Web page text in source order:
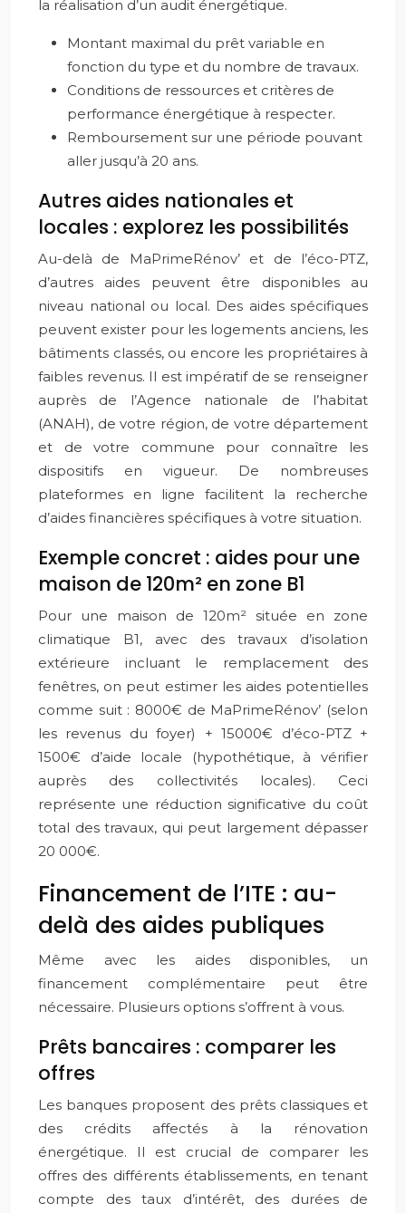
la réalisation d’un audit énergétique.
Montant maximal du prêt variable en
fonction du type et du nombre de travaux.
Conditions de ressources et critères de
performance énergétique à respecter.
Remboursement sur une période pouvant
aller jusqu’à 20 ans.
Autres aides nationales et
locales : explorez les possibilités
Au-delà de MaPrimeRénov’ et de l’éco-PTZ,
d’autres aides peuvent être disponibles au
niveau national ou local. Des aides spécifiques
peuvent exister pour les logements anciens, les
bâtiments classés, ou encore les propriétaires à
faibles revenus. Il est impératif de se renseigner
auprès de l’Agence nationale de l’habitat
(ANAH), de votre région, de votre département
et de votre commune pour connaître les
dispositifs en vigueur. De nombreuses
plateformes en ligne facilitent la recherche
d’aides financières spécifiques à votre situation.
Exemple concret : aides pour une
maison de 120m² en zone B1
Pour une maison de 120m² située en zone
climatique B1, avec des travaux d’isolation
extérieure incluant le remplacement des
fenêtres, on peut estimer les aides potentielles
comme suit : 8000€ de MaPrimeRénov’ (selon
les revenus du foyer) + 15000€ d’éco-PTZ +
1500€ d’aide locale (hypothétique, à vérifier
auprès des collectivités locales). Ceci
représente une réduction significative du coût
total des travaux, qui peut largement dépasser
20 000€.
Financement de l’ITE : au-
delà des aides publiques
Même avec les aides disponibles, un
financement complémentaire peut être
nécessaire. Plusieurs options s’offrent à vous.
Prêts bancaires : comparer les
offres
Les banques proposent des prêts classiques et
des crédits affectés à la rénovation
énergétique. Il est crucial de comparer les
offres des différents établissements, en tenant
compte des taux d’intérêt, des durées de